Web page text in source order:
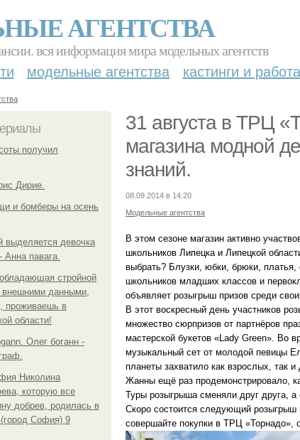
АГЕНТСТВА
вся информация мира модельных агентств
модельные агентства кастинги и работа
получил
Дирие.
и бомберы на осень
девочка
Анна павага.
стройной
данными,
проживаешь в
области!
Олег боганн -
Николина
которую все
добрев, родилась в
София) 9
31 августа в ТРЦ
магазина модной
знаний.
08.09.2014 в 14:20
Модельные агентства
В этом сезоне магазин активно
школьников Липецка и Липецкой
выбрать? Блузки, юбки, брюки,
школьников младших классов и
объявляет розыгрыш призов среди
В этот воскресный день участников
множество сюрпризов от партнёров
мастерской букетов «Lady Green». Во
музыкальный сет от молодой певицы
планеты захватило как взрослых, так
Жанны ещё раз продемонстрировало,
Туры розыгрыша сменяли друг друга, а
Скоро состоится следующий
совершайте покупки в ТРЦ «Торнадо»,